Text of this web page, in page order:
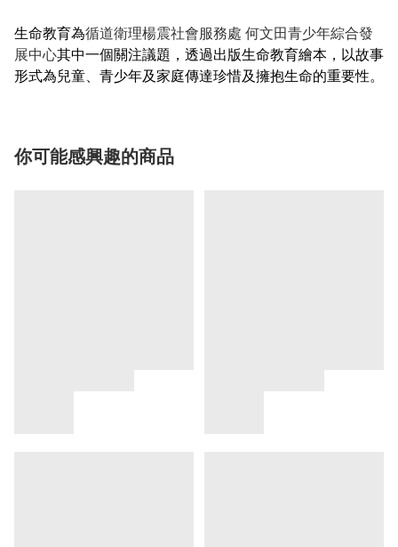
生命教育為循道衛理楊震社會服務處 何文田青少年綜合發
展中心其中一個關注議題，透過出版生命教育繪本，以故事
形式為兒童、青少年及家庭傳達珍惜及擁抱生命的重要性。
你可能感興趣的商品